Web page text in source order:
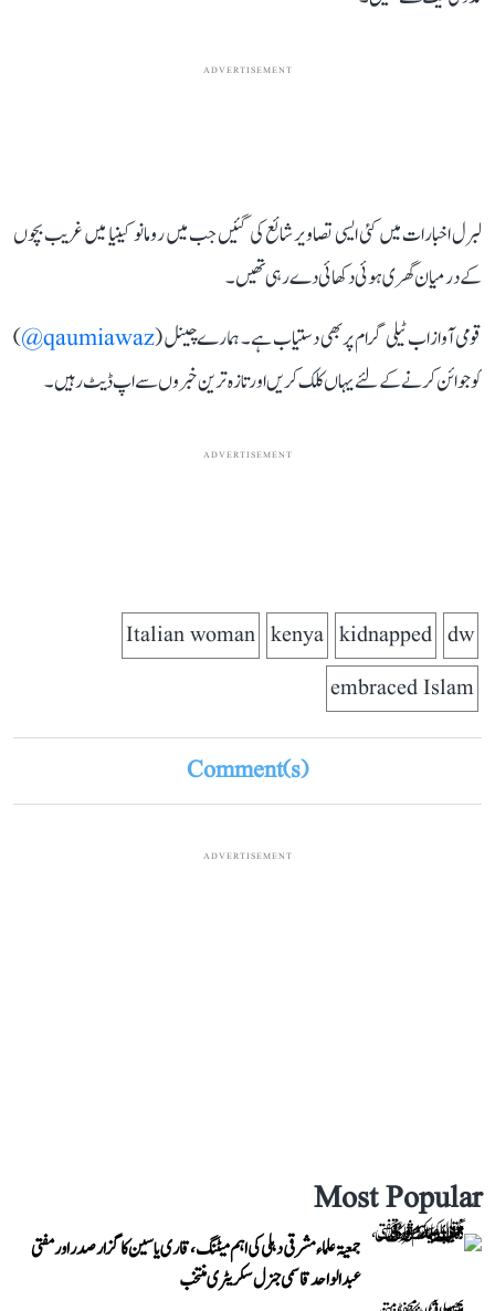
ADVERTISEMENT
لبرل اخبارات میں کئی ایسی تصاویر شائع کی گئیں جب میں رومانو کینیا میں غریب بچوں
کے درمیان گھری ہوئی دکھائی دے رہی تھیں۔
قومی آواز اب ٹیلی گرام پر بھی دستیاب ہے۔ ہمارے چینل (qaumiawaz@
)
کو جوائن کرنے کے لئے یہاں کلک کریں اور تازہ ترین خبروں سے اپ ڈیٹ رہیں۔
ADVERTISEMENT
dw
kidnapped
kenya
Italian woman
embraced Islam
Comment(s)
ADVERTISEMENT
Most Popular
جمعیۃ علماء مشرقی دہلی کی اہم میٹنگ، قاری یاسین کا گزار صدر اور مفتی
عبد الواحد قاسمی جنرل سکریٹری منتخب